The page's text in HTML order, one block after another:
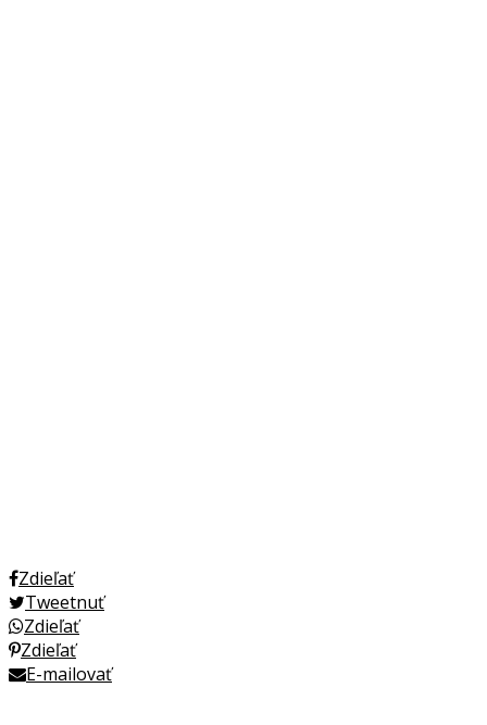
Zdieľať
Tweetnuť
Zdieľať
Zdieľať
E-mailovať